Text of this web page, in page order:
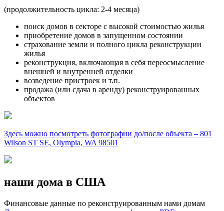
(продолжительность цикла: 2-4 месяца)
поиск домов в секторе с высокой стоимостью жилья
приобретение домов в запущенном состоянии
страхование земли и полного цикла реконструкции
жилья
реконструкция, включающая в себя переосмысление
внешней и внутренней отделки
возведение пристроек и т.п.
продажа (или сдача в аренду) реконструированных
объектов
Здесь можно посмотреть фотографии до/после объекта – 801
Wilson ST SE, Olympia, WA 98501
наши дома в США
Финансовые данные по реконструированным нами домам